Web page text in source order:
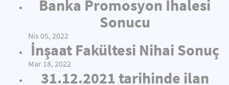
Banka Promosyon İhalesi
Sonucu
Nis 05, 2022
İnşaat Fakültesi Nihai Sonuç
Mar 18, 2022
31.12.2021 tarihinde ilan